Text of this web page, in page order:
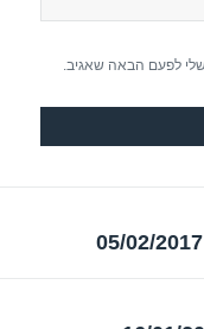
לפעם הבאה שאגיב.